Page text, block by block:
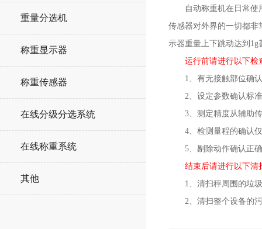
重量分选机
称重显示器
称重传感器
在线分级分选系统
在线称重系统
其他
自动称重机在日常使用
传感器对外界的一切都非
示器重量上下跳动达到
运行前请进行以下检
1、有无接触部位确认
2、设定参数确认标准
3、测定精度从辅助传
4、检测量程的确认仅
5、剔除动作确认正确
结束后请进行以下清
1、清扫秤周围的垃
2、清扫整个设备的